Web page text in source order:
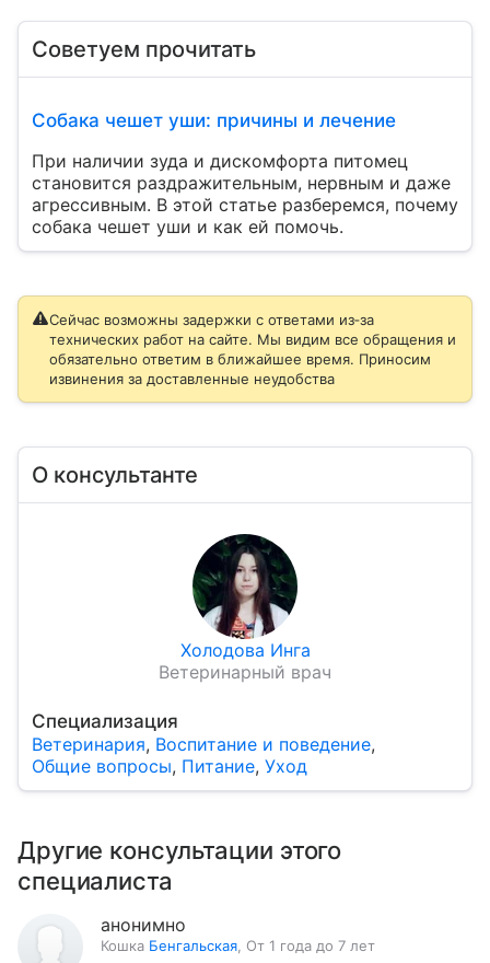
Советуем прочитать
Собака чешет уши: причины и лечение
При наличии зуда и дискомфорта питомец
становится раздражительным, нервным и даже
агрессивным. В этой статье разберемся, почему
собака чешет уши и как ей помочь.
Сейчас возможны задержки с ответами из‑за
технических работ на сайте. Мы видим все обращения и
обязательно ответим в ближайшее время. Приносим
извинения за доставленные неудобства
О консультанте
Холодова Инга
Ветеринарный врач
Специализация
Ветеринария, Воспитание и поведение,
Общие вопросы, Питание, Уход
Другие консультации этого
специалиста
анонимно
Кошка Бенгальская От 1 года до 7 лет